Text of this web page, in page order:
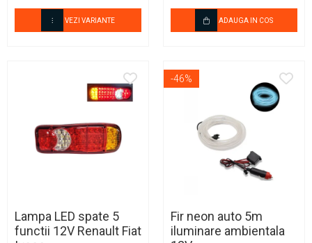
VEZI VARIANTE ADAUGA IN COS
Lampa LED spate 5
functii 12V Renault Fiat
-46%
Fir neon auto 5m
iluminare ambientala